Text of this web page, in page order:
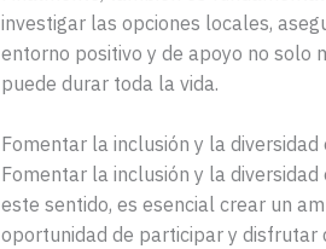
investigar las opciones locales,
entorno positivo y de apoyo no solo
puede durar toda la vida.
Fomentar la inclusión y la
Fomentar la inclusión y la
este sentido, es esencial crear un
oportunidad de participar y disfrutar